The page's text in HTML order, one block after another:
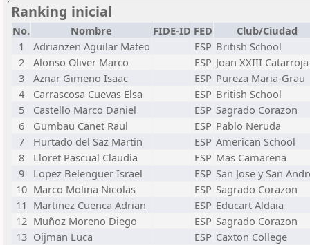
Ranking inicial
No. Nombre FIDE-ID FED
Club/Ciudad
1
Adrianzen Aguilar Mateo ESP British School
2
Alonso Oliver Marco ESP Joan XXIII Catarroja
3
Aznar Gimeno Isaac ESP Pureza Maria-Grau
4
Carrascosa Cuevas Elsa ESP British School
5
Castello Marco Daniel ESP Sagrado Corazon
6
Gumbau Canet Raul ESP Pablo Neruda
7
Hurtado del Saz Martin ESP American School
8
Lloret Pascual Claudia ESP Mas Camarena
9
Lopez Belenguer Israel ESP San Jose y San
10 Marco Molina Nicolas ESP Sagrado Corazon
11 Martinez Cuenca Adrian ESP Educart Aldaia
12 Muñoz Moreno Diego ESP Sagrado Corazon
13 Oijman Luca ESP Caxton College